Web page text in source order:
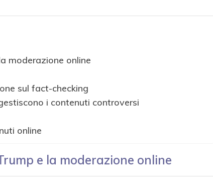
moderazione online
sul fact-checking
i contenuti controversi
online
e la moderazione online